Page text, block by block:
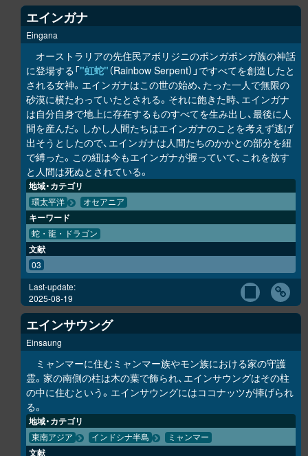
エインガナ
Eingana
オーストラリアの先住民アボリジニのポンガポンガ族の神話
に登場する「"虹蛇"（Rainbow Serpent）」ですべてを創造したと
される女神。エインガナはこの世の始め、たった一人で無限の
砂漠に横たわっていたとされる。それに飽きた時、エインガナ
は自分自身で地上に存在するものすべてを生み出し、最後に人
間を産んだ。しかし人間たちはエインガナのことを考えず逃げ
出そうとしたので、エインガナは人間たちのかかとの部分を紐
で縛った。この紐は今もエインガナが握っていて、これを放す
と人間は死ぬとされている。
地域・カテゴリ
環太平洋 オセアニア
キーワード
蛇・龍・ドラゴン
文献
03
Last-update:
2025-08-19
エインサウング
Einsaung
ミャンマーに住むミャンマー族やモン族における家の守護
霊。家の南側の柱は木の葉で飾られ、エインサウングはその柱
の中に住むという。エインサウングにはココナッツが捧げられ
る。
地域・カテゴリ
東南アジア インドシナ半島 ミャンマー
文献